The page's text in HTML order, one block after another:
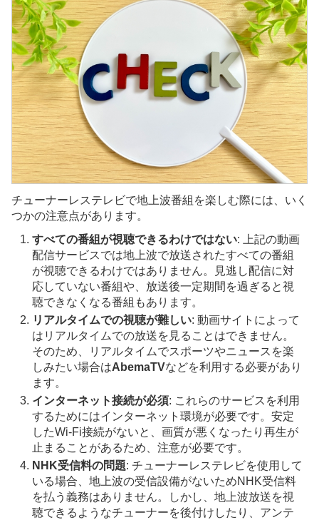
チューナーレステレビで地上波番組を楽しむ際には、いく
つかの注意点があります。
すべての番組が視聴できるわけではない: 上記の動画
配信サービスでは地上波で放送されたすべての番組
が視聴できるわけではありません。見逃し配信に対
応していない番組や、放送後一定期間を過ぎると視
聴できなくなる番組もあります。
リアルタイムでの視聴が難しい: 動画サイトによって
はリアルタイムでの放送を見ることはできません。
そのため、リアルタイムでスポーツやニュースを楽
しみたい場合はAbemaTVなどを利用する必要があり
ます。
インターネット接続が必須: これらのサービスを利用
するためにはインターネット環境が必要です。安定
したWi-Fi接続がないと、画質が悪くなったり再生が
止まることがあるため、注意が必要です。
NHK受信料の問題: チューナーレステレビを使用して
いる場合、地上波の受信設備がないためNHK受信料
を払う義務はありません。しかし、地上波放送を視
聴できるようなチューナーを後付けしたり、アンテ